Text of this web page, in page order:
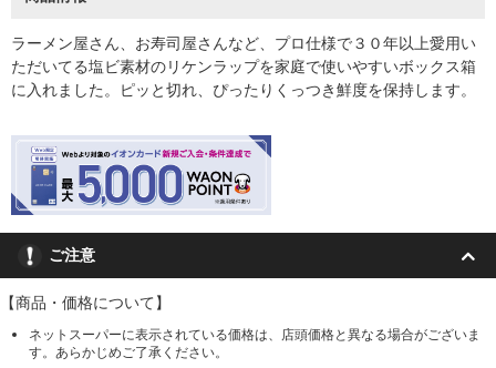
ラーメン屋さん、お寿司屋さんなど、プロ仕様で３０年以上愛用い
ただいてる塩ビ素材のリケンラップを家庭で使いやすいボックス箱
に入れました。ピッと切れ、ぴったりくっつき鮮度を保持します。
ご注意
【商品・価格について】
ネットスーパーに表示されている価格は、店頭価格と異なる場合がございま
す。あらかじめご了承ください。